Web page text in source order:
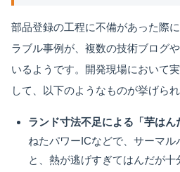
部品登録の工程に不備があった際
ラブル事例が、複数の技術ブログ
いるようです。開発現場において
して、以下のようなものが挙げら
ランド寸法不足による「芋はん
ねたパワーICなどで、サーマ
と、熱が逃げすぎてはんだが